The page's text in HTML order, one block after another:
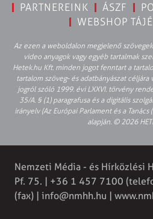
PARTNEREINK
ÁSZF
WEBSHOP
Az ezen a weboldalon megjelenő
video anyagok vagy egyéb tartalmak
Hetek.hu Kft. minden jogot fenntart a
tartalom szöveg- és adatbányászat céljára
jogról szóló 1999. évi LXXVI. törvény
35/A. § (1) paragrafusa és a digitális
irányelv (Az Európai Parlament és a
alapján. © 2026
Nemzeti Média - és Hírközlési
Pf. 75. | +36 1 457 7100
(fax) | info@nmhh.hu |